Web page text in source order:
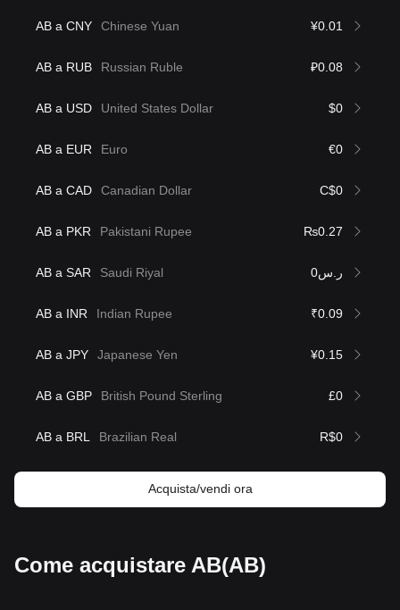
AB a CNY Chinese Yuan ¥0.01
AB a RUB Russian Ruble ₽0.08
AB a USD United States Dollar $0
AB a EUR Euro €0
AB a CAD Canadian Dollar C$0
AB a PKR Pakistani Rupee ₨0.27
AB a SAR Saudi Riyal ر.س0
AB a INR Indian Rupee ₹0.09
AB a JPY Japanese Yen ¥0.15
AB a GBP British Pound Sterling £0
AB a BRL Brazilian Real R$0
Acquista/vendi ora
Come acquistare AB(AB)